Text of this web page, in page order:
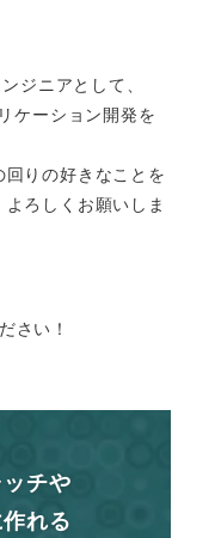
ジニアとして、
ケーション開発を
りの好きなことを
ろしくお願いしま
さい！
チや
れる